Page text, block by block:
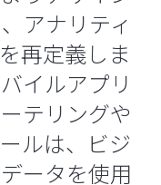
アナリティ
再定義しま
イルアプリ
テリングや
ルは、ビジ
ータを使用